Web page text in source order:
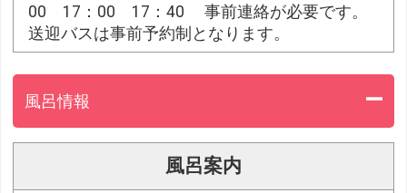
00 17：00 17：40 事前連絡が必要です。
送迎バスは事前予約制となります。
風呂情報
風呂案内